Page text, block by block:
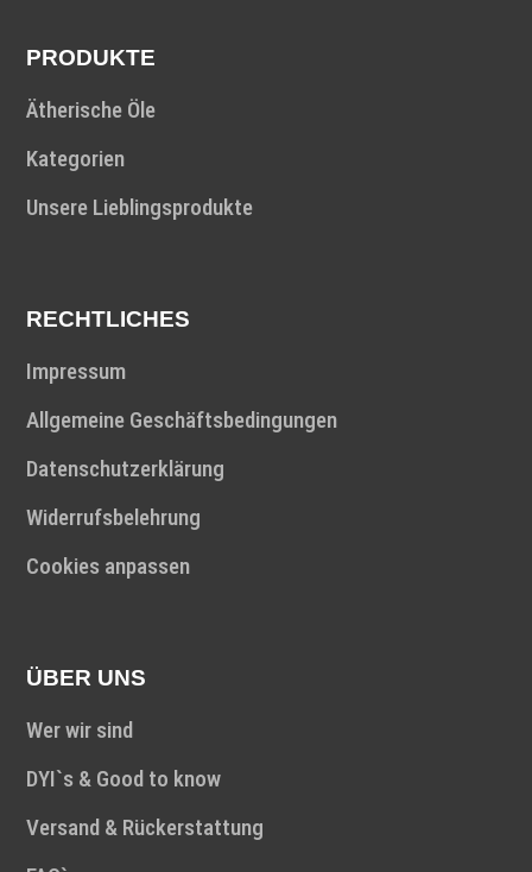
PRODUKTE
Ätherische Öle
Kategorien
Unsere Lieblingsprodukte
RECHTLICHES
Impressum
Allgemeine Geschäftsbedingungen
Datenschutzerklärung
Widerrufsbelehrung
Cookies anpassen
ÜBER UNS
Wer wir sind
DYI`s & Good to know
Versand & Rückerstattung